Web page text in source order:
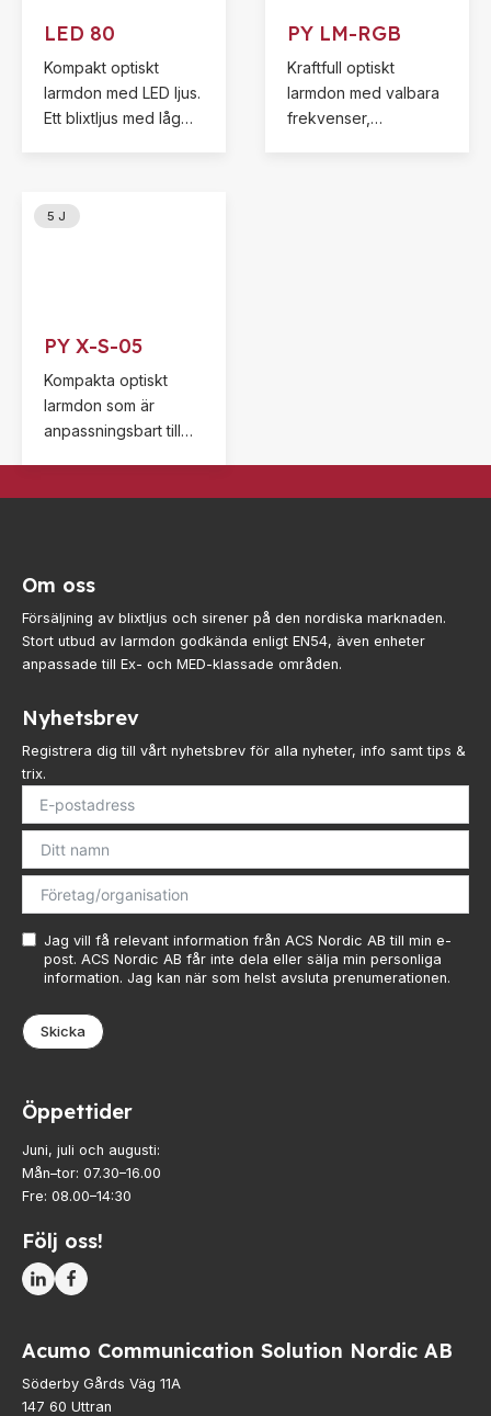
LED 80
Kompakt optiskt
larmdon med LED ljus.
Ett blixtljus med låg
fast statiskt sken.
PY LM-RGB
Kraftfull optiskt
larmdon med valbara
frekvenser,
5 J
PY X-S-05
Kompakta optiskt
larmdon som är
anpassningsbart till
montering.
Om oss
Försäljning av blixtljus och sirener på den nordiska marknaden.
Stort utbud av larmdon godkända enligt EN54, även enheter
anpassade till Ex- och MED-klassade områden.
Nyhetsbrev
Registrera dig till vårt nyhetsbrev för alla nyheter, info samt tips &
trix.
Jag vill få relevant information från ACS Nordic AB till min e-
post. ACS Nordic AB får inte dela eller sälja min personliga
information. Jag kan när som helst avsluta prenumerationen.
Skicka
Öppettider
Juni, juli och augusti:
Mån–tor: 07.30–16.00
Fre: 08.00–14:30
Följ oss!
Acumo Communication Solution Nordic AB
Söderby Gårds Väg 11A
147 60 Uttran